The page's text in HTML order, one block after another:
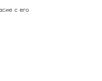
с его